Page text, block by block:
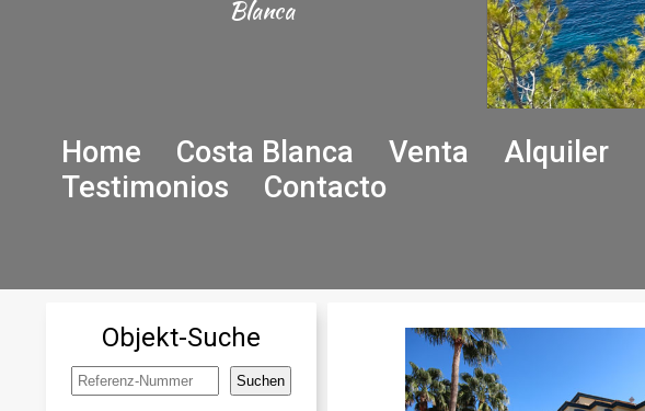
Blanca
Home Costa Blanca Venta Alquiler
Testimonios
Contacto
Objekt-Suche